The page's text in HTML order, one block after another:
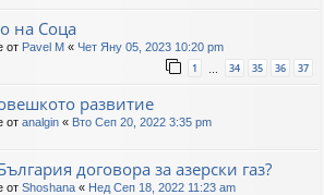
на Соца
от Pavel M « Чет Яну 05, 2023 10:20 pm
1 34 35 36 37
развитие
от analgin « Вто Сеп 20, 2022 3:35 pm
договора за азерски газ?
от Shoshana « Нед Сеп 18, 2022 11:23 am